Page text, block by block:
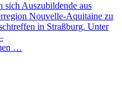
sich Auszubildende aus
Nouvelle-Aquitaine zu
in Straßburg. Unter
…